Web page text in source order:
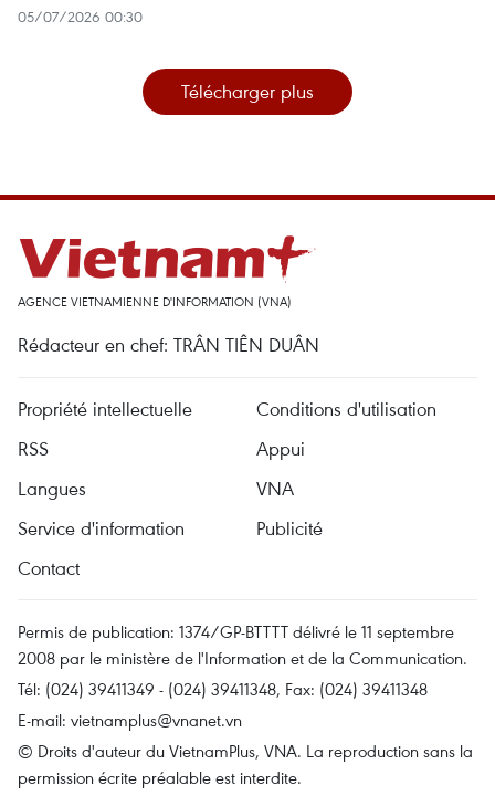
05/07/2026 00:30
Télécharger plus
AGENCE VIETNAMIENNE D'INFORMATION (VNA)
Rédacteur en chef: TRÂN TIÊN DUÂN
Propriété intellectuelle
Conditions d'utilisation
RSS
Appui
Langues
VNA
Service d'information
Publicité
Contact
Permis de publication: 1374/GP-BTTTT délivré le 11 septembre
2008 par le ministère de l'Information et de la Communication.
Tél: (024) 39411349 - (024) 39411348, Fax: (024) 39411348
E-mail: vietnamplus@vnanet.vn
© Droits d'auteur du VietnamPlus, VNA. La reproduction sans la
permission écrite préalable est interdite.